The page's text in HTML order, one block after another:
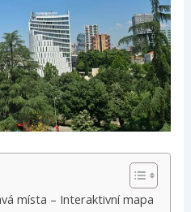
místa – Interaktivní mapa